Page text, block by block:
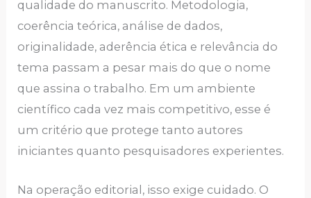
qualidade do manuscrito. Metodologia,
coerência teórica, análise de dados,
originalidade, aderência ética e relevância do
tema passam a pesar mais do que o nome
que assina o trabalho. Em um ambiente
científico cada vez mais competitivo, esse é
um critério que protege tanto autores
iniciantes quanto pesquisadores experientes.
Na operação editorial, isso exige cuidado. O